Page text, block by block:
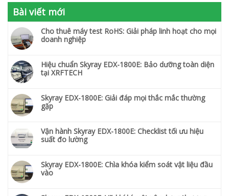
Bài viết mới
Cho thuê máy test RoHS: Giải pháp linh hoạt cho mọi
doanh nghiệp
Hiệu chuẩn Skyray EDX-1800E: Bảo dưỡng toàn diện
tại XRFTECH
Skyray EDX-1800E: Giải đáp mọi thắc mắc thường
gặp
Vận hành Skyray EDX-1800E: Checklist tối ưu hiệu
suất đo lường
Skyray EDX-1800E: Chìa khóa kiểm soát vật liệu đầu
vào